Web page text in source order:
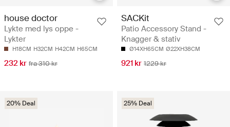
house doctor
Lykte med lys oppe -
Lykter
H18CM H32CM H42CM H65CM
232 kr fra 310 kr
SACKit
Patio Accessory Stand -
Knagger & stativ
Ø14XH65CM Ø22XH38CM
921 kr 1229 kr
20% Deal 25% Deal